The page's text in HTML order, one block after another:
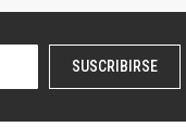
SUSCRIBIRSE